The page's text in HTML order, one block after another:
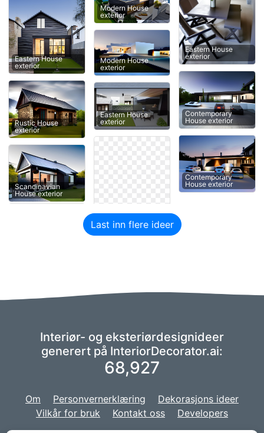
Eastern House
exterior
Rustic House
exterior
Scandinavian
House exterior
Modern House
exterior
Modern House
exterior
Eastern House
exterior
Eastern House
exterior
Contemporary
House exterior
Contemporary
House exterior
Last inn flere ideer
Interiør- og eksteriørdesignideer
generert på InteriorDecorator.ai:
68,927
Om Personvernerklæring
Dekorasjons ideer
Vilkår for bruk
Kontakt oss Developers